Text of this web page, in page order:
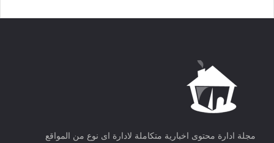
مجلة ادارة محتوى اخبارية متكاملة لادارة اى نوع من المواقع